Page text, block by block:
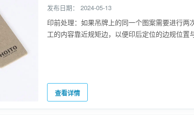
发布日期： 2024-05-13
印前处理：如果吊牌上的同一个图案需要进行两
工的内容靠近规矩边，以便印后定位的边规位置
查看详情